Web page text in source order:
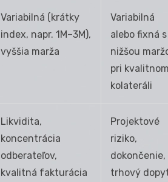
Variabilná (krátky
index, napr. 1M–3M),
vyššia marža
Variabilná
alebo fixná s
nižšou
pri
kolateráli
Likvidita,
koncentrácia
odberateľov,
kvalitná fakturácia
Projektové
riziko,
dokončenie,
trhový